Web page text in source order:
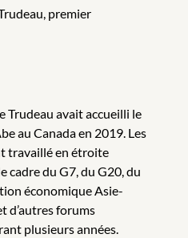
premier
Trudeau avait accueilli le
au Canada en 2019. Les
travaillé en étroite
cadre du G7, du G20, du
économique Asie-
d’autres forums
plusieurs années.